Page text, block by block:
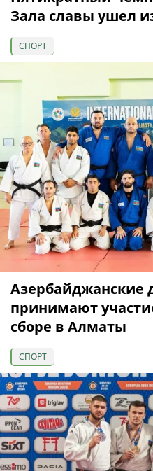
Зала славы ушел
СПОРТ
Азербайджанские
принимают
сборе в Алматы
СПОРТ